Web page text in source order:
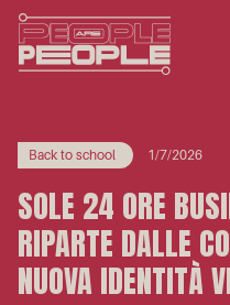
Back to school 1/7/2026
SOLE 24 ORE
RIPARTE DALLE
NUOVA IDENTITÀ